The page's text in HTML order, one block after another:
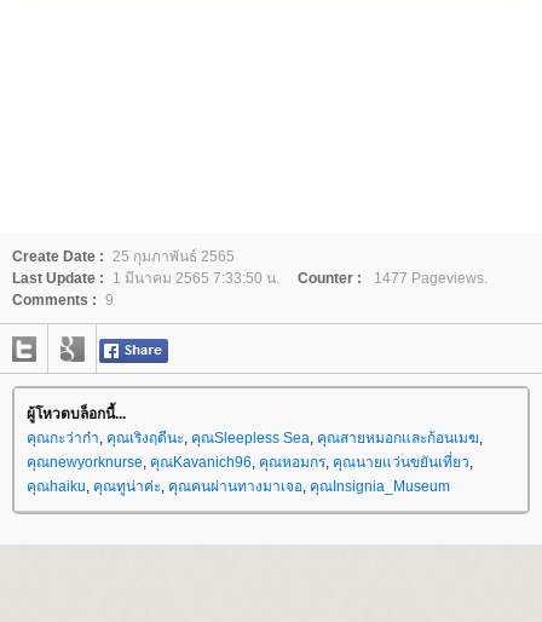
Create Date : 25 กุมภาพันธ์ 2565
Last Update :
1 มีนาคม 2565 7:33:50 น. Counter :
1477 Pageviews.
Comments : 9
ผู้โหวตบล็อกนี้...
คุณกะว่าก๋า, คุณเริงฤดีนะ, คุณSleepless Sea, คุณสายหมอกและก้อนเมฆ,
คุณnewyorknurse, คุณKavanich96, คุณหอมกร, คุณนายแว่นขยันเที่ยว,
คุณhaiku, คุณทูน่าค่ะ, คุณคนผ่านทางมาเจอ, คุณInsignia_Museum